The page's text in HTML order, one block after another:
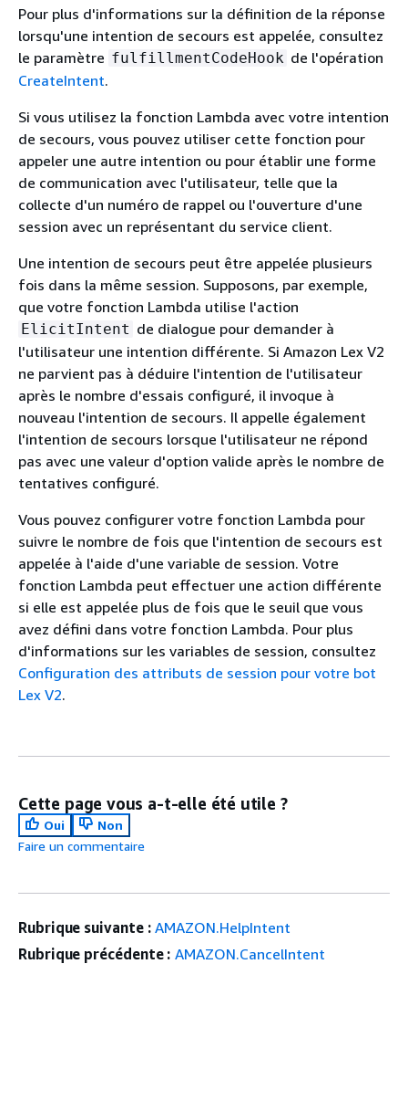
Pour plus d'informations sur la définition de la réponse
lorsqu'une intention de secours est appelée, consultez
le paramètre fulfillmentCodeHook de l'opération
CreateIntent.
Si vous utilisez la fonction Lambda avec votre intention
de secours, vous pouvez utiliser cette fonction pour
appeler une autre intention ou pour établir une forme
de communication avec l'utilisateur, telle que la
collecte d'un numéro de rappel ou l'ouverture d'une
session avec un représentant du service client.
Une intention de secours peut être appelée plusieurs
fois dans la même session. Supposons, par exemple,
que votre fonction Lambda utilise l'action
ElicitIntent de dialogue pour demander à
l'utilisateur une intention différente. Si Amazon Lex V2
ne parvient pas à déduire l'intention de l'utilisateur
après le nombre d'essais configuré, il invoque à
nouveau l'intention de secours. Il appelle également
l'intention de secours lorsque l'utilisateur ne répond
pas avec une valeur d'option valide après le nombre de
tentatives configuré.
Vous pouvez configurer votre fonction Lambda pour
suivre le nombre de fois que l'intention de secours est
appelée à l'aide d'une variable de session. Votre
fonction Lambda peut effectuer une action différente
si elle est appelée plus de fois que le seuil que vous
avez défini dans votre fonction Lambda. Pour plus
d'informations sur les variables de session, consultez
Configuration des attributs de session pour votre bot
Lex V2.
Cette page vous a-t-elle été utile ?
Oui
Non
Faire un commentaire
Rubrique suivante : AMAZON.HelpIntent
Rubrique précédente : AMAZON.CancelIntent